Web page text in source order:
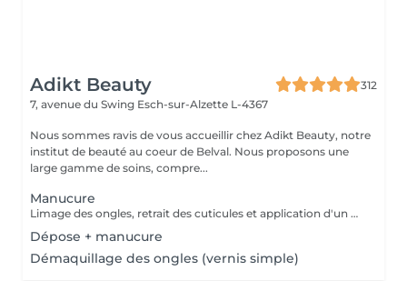
Adikt Beauty
312
7, avenue du Swing Esch-sur-Alzette L-4367
Nous sommes ravis de vous accueillir chez Adikt Beauty, notre
institut de beauté au coeur de Belval. Nous proposons une
large gamme de soins, compre...
Manucure
Limage des ongles, retrait des cuticules et application d'un vernis protecteur si besoin.
Dépose + manucure
Démaquillage des ongles (vernis simple)